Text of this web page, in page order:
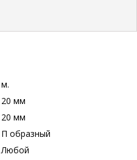
м.
20 мм
20 мм
П образный
Любой